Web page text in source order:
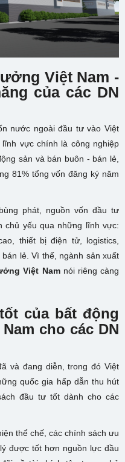
Việt Nam -
của các DN
nước ngoài đầu tư vào Việt
vực chính là công nghiệp
sản và bán buôn - bán lẻ,
81% tổng vốn đăng ký năm
phát, nguồn vốn đầu tư
chủ yếu qua những lĩnh vực:
thiết bị điện tử, logistics,
lẻ. Vì thế, ngành sản xuất
Việt Namnói riêng càng
của bất động
cho các DN
và đang diễn, trong đó Việt
quốc gia hấp dẫn thu hút
đầu tư tốt dành cho các
thể chế, các chính sách ưu
được tốt hơn nguồn lực đầu